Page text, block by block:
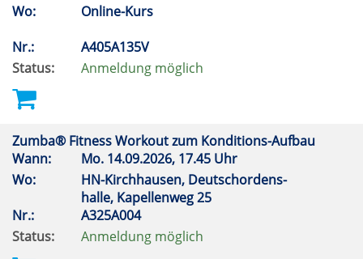
Wo:
Online-Kurs
Nr.:
A405A135V
Status:
Anmeldung möglich
Zumba® Fitness Workout zum Konditions-Aufbau
Wann:
Mo. 14.09.2026, 17.45 Uhr
Wo:
HN-Kirchhausen, Deutschordens-
halle, Kapellenweg 25
Nr.:
A325A004
Status:
Anmeldung möglich